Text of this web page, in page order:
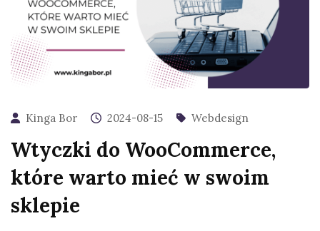
Kinga Bor 2024-08-15 Webdesign
Wtyczki do WooCommerce,
które warto mieć w swoim
sklepie